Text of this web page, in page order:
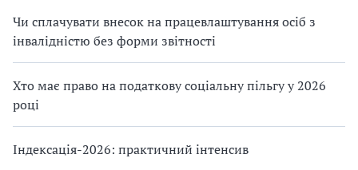
Чи сплачувати внесок на працевлаштування осіб з
інвалідністю без форми звітності
Хто має право на податкову соціальну пільгу у 2026
році
Індексація-2026: практичний інтенсив